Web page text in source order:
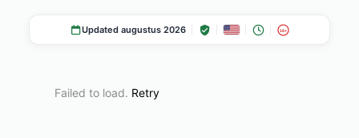
Updated augustus 2026 18+
Failed to load. Retry